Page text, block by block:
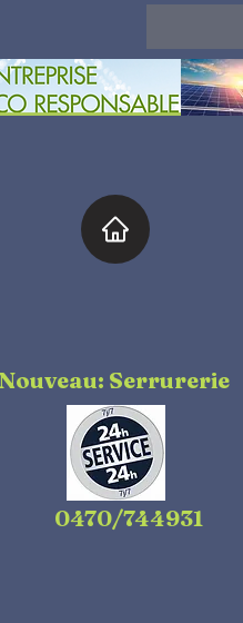
Nouveau: Serrurerie
0470/744931